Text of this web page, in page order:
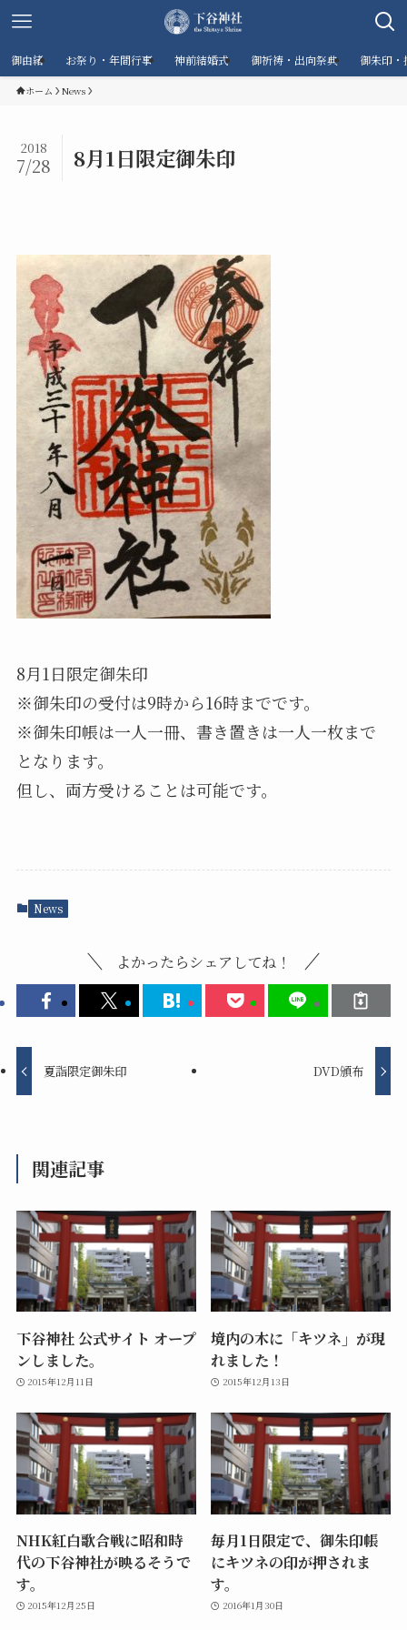
御由緒 お祭り・年間行事 神前結婚式 御祈祷・出向祭典 御朱印・
ホーム News
8月1日限定御朱印
2018
7/28
8月1日限定御朱印
※御朱印の受付は9時から16時までです。
※御朱印帳は一人一冊、書き置きは一人一枚まで
となります。
但し、両方受けることは可能です。
News
よかったらシェアしてね！
夏詣限定御朱印 DVD頒布
関連記事
下谷神社 公式サイト オープ
ンしました。
2015年12月11日
境内の木に「キツネ」が現
れました！
2015年12月13日
NHK紅白歌合戦に昭和時
代の下谷神社が映るそうで
す。
2015年12月25日
毎月1日限定で、御朱印帳
にキツネの印が押されま
す。
2016年1月30日